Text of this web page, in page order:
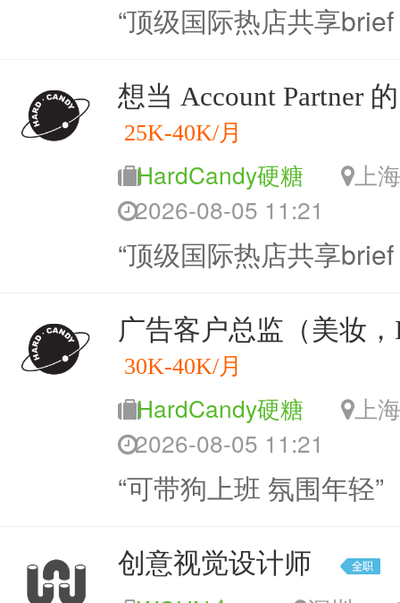
“顶级国际热店共享
想当 Account Partner
25K-40K/月
HardCandy硬糖
2026-08-05 11:21
“顶级国际热店共享
广告客户总监（美妆
30K-40K/月
HardCandy硬糖
2026-08-05 11:21
“可带狗上班 氛围年轻”
创意视觉设计师